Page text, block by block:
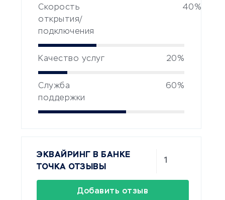
Скорость
открытия/
подключения
40%
Качество услуг 20%
Служба
поддержки
60%
ЭКВАЙРИНГ В БАНКЕ
ТОЧКА ОТЗЫВЫ
1
Добавить отзыв